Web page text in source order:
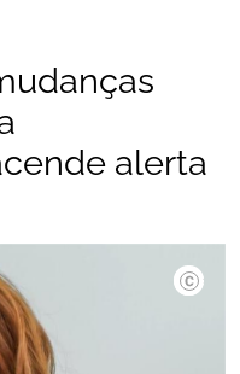
alerta